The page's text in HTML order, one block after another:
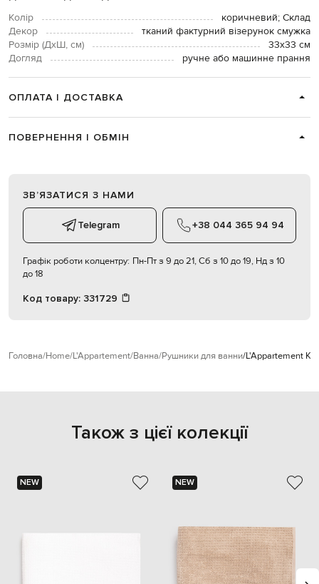
Колір
коричневий; Склад
Декор
тканий фактурний візерунок смужка
Розмір (ДхШ, см)
33х33 см
Догляд
ручне або машинне прання
ОПЛАТА І ДОСТАВКА
ПОВЕРНЕННЯ І ОБМІН
ЗВʼЯЗАТИСЯ З НАМИ
Telegram +38 044 365 94 94
Графік роботи колцентру: Пн-Пт з 9 до 21, Сб з 10 до 19, Нд з 10
до 18
Код товару: 331729
Головна Home L'Appartement Ванна Рушники для ванни L'Appartement
Також з цієї колекції
NEW NEW